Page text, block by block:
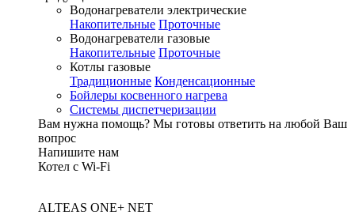
Водонагреватели электрические
Накопительные Проточные
Водонагреватели газовые
Накопительные Проточные
Котлы газовые
Традиционные Конденсационные
Бойлеры косвенного нагрева
Системы диспетчеризации
Вам нужна помощь? Мы готовы ответить на любой Ваш
вопрос
Напишите нам
Котел с Wi-Fi
ALTEAS ONE+ NET